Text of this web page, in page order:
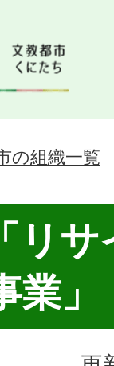
の組織一覧
リサ
」